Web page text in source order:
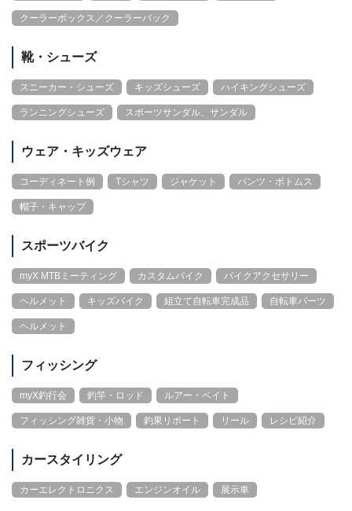
クーラーボックス／クーラーバック
靴・シューズ
スニーカー・シューズ キッズシューズ ハイキングシューズ
ランニングシューズ スポーツサンダル、サンダル
ウェア・キッズウェア
コーディネート例 Tシャツ ジャケット パンツ・ボトムス
帽子・キャップ
スポーツバイク
myX MTBミーティング カスタムバイク バイクアクセサリー
ヘルメット キッズバイク 組立て自転車完成品 自転車パーツ
ヘルメット
フィッシング
myX釣行会 釣竿・ロッド ルアー・ベイト
フィッシング雑貨・小物 釣果リポート リール レシピ紹介
カースタイリング
カーエレクトロニクス エンジンオイル 展示車